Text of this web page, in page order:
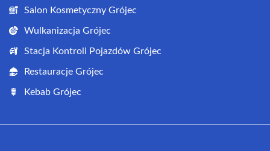
Salon Kosmetyczny Grójec
Wulkanizacja Grójec
Stacja Kontroli Pojazdów Grójec
Restauracje Grójec
Kebab Grójec